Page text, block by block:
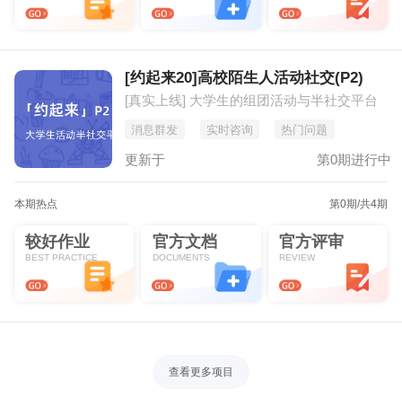
[约起来20]高校陌生人活动社交(P2)
[真实上线] 大学生的组团活动与半社交平台
消息群发 实时咨询 热门问题
更新于 第0期进行中
本期热点 第0期/共4期
较好作业
BEST PRACTICE
官方文档
DOCUMENTS
官方评审
REVIEW
查看更多项目